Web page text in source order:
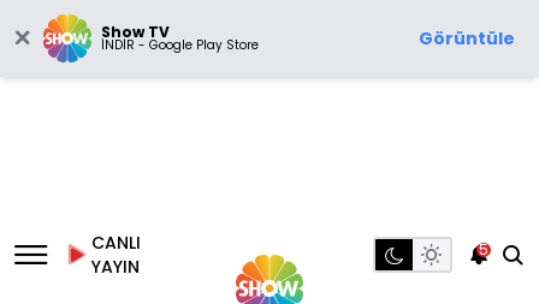
Show TV
İNDİR - Google Play Store Görüntüle
CANLI
YAYIN
5